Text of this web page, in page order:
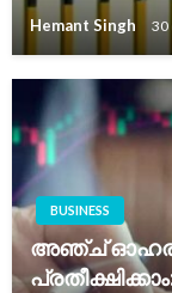
Hemant Singh
BUSINESS
അഞ്ച്